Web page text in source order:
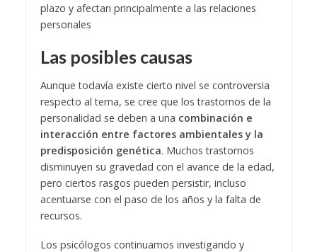
plazo y afectan principalmente a las relaciones
personales
Las posibles causas
Aunque todavía existe cierto nivel se controversia
respecto al tema, se cree que los trastornos de la
personalidad se deben a una combinación e
interacción entre factores ambientales y la
predisposición genética. Muchos trastornos
disminuyen su gravedad con el avance de la edad,
pero ciertos rasgos pueden persistir, incluso
acentuarse con el paso de los años y la falta de
recursos.
Los psicólogos continuamos investigando y